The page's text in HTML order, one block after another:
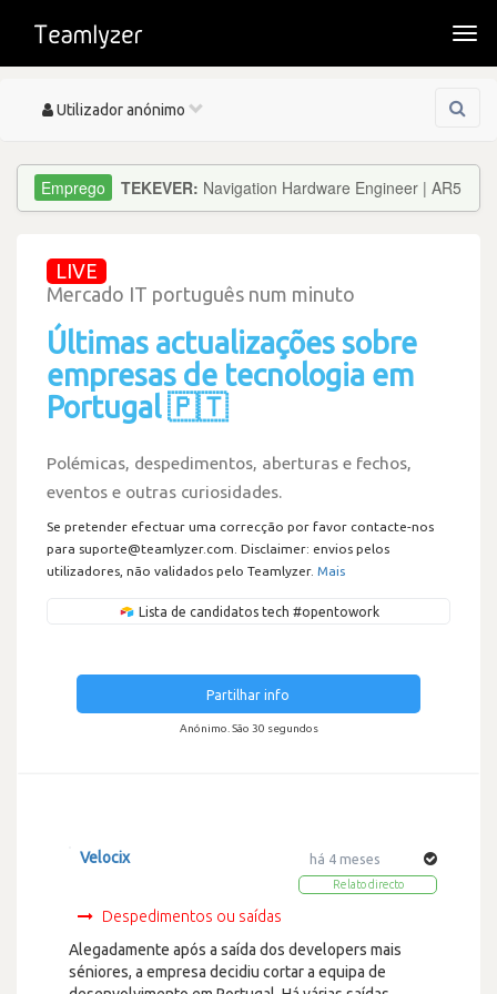
Toggle
Utilizador anónimo
TEKEVER: Navigation Hardware Engineer | AR5
LIVE
Mercado IT português num minuto
Últimas actualizações sobre
empresas de tecnologia em
Portugal 🇵🇹
Polémicas, despedimentos, aberturas e fechos,
eventos e outras curiosidades.
Se pretender efectuar uma correcção por favor contacte-nos
para suporte@teamlyzer.com. Disclaimer: envios pelos
utilizadores, não validados pelo Teamlyzer. Mais
Lista de candidatos tech #opentowork
Partilhar info
Anónimo. São 30 segundos
há 4 meses
Relato directo
Velocix
Despedimentos ou saídas
Alegadamente após a saída dos developers mais
séniores, a empresa decidiu cortar a equipa de